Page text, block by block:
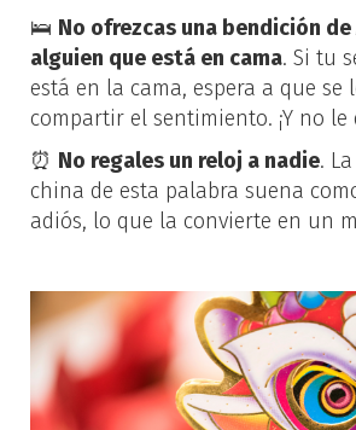
🛌 No ofrezcas una bendición de
alguien que está en cama. Si tu
está en la cama, espera a que se
compartir el sentimiento. ¡Y no le
⏰ No regales un reloj a nadie.
china de esta palabra suena
adiós, lo que la convierte en un